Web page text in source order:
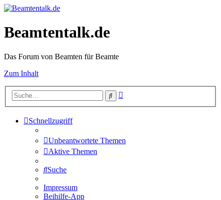
Beamtentalk.de
Das Forum von Beamten für Beamte
Zum Inhalt
Suche
Schnellzugriff
Unbeantwortete Themen
Aktive Themen
Suche
Impressum
Beihilfe-App